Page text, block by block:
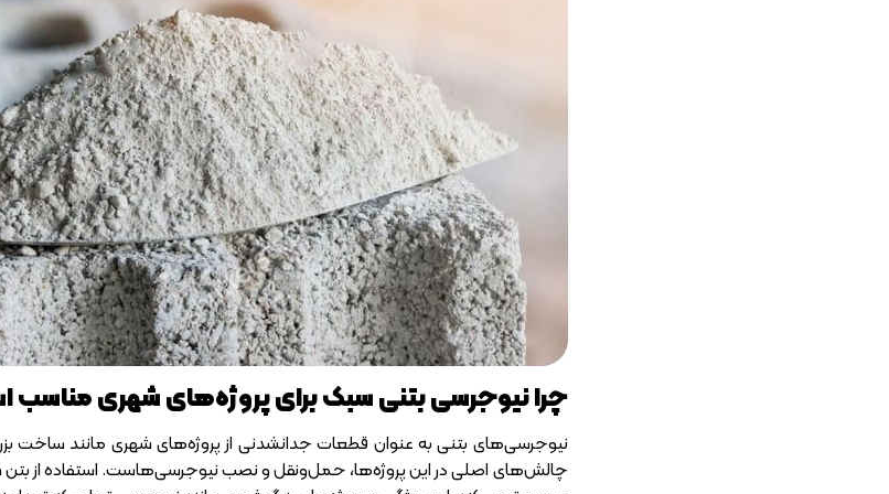
چرا نیوجرسی بتنی سبک برای پروژه‌های شهری مناسب
نیوجرسی‌های بتنی به عنوان قطعات جدانشدنی از پروژه‌های شهری مانند ساخت
چالش‌های اصلی در این پروژه‌ها، حمل‌ونقل و نصب نیوجرسی‌هاست. استفاده از